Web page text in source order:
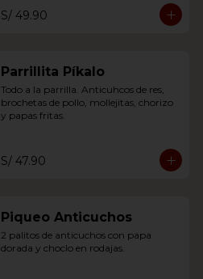
S/ 49.90
Parrillita Píkalo
Todo a la parrilla. Anticuhcos de res,
brochetas de pollo, mollejitas, chorizo
y papas fritas.
S/ 47.90
Piqueo Anticuchos
2 palitos de anticuchos con papa
dorada y choclo en rodajas.